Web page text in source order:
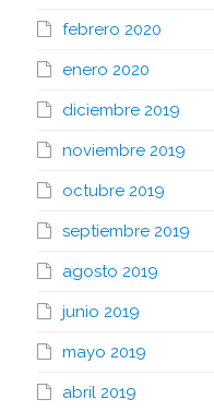
febrero 2020
enero 2020
diciembre 2019
noviembre 2019
octubre 2019
septiembre 2019
agosto 2019
junio 2019
mayo 2019
abril 2019